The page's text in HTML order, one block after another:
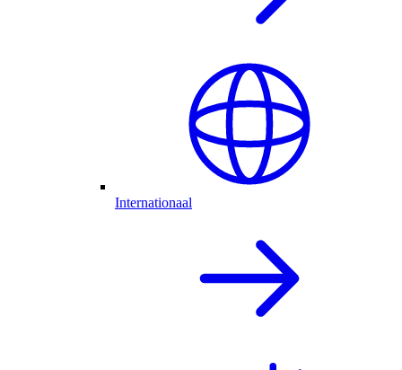
Internationaal